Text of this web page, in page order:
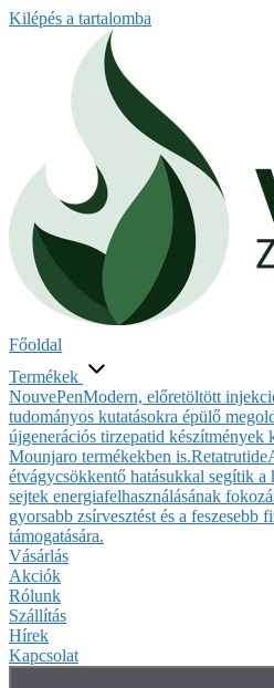
Kilépés a tartalomba
Főoldal
Termékek
NouvePenModern, előretöltött
tudományos kutatásokra épülő
újgenerációs tirzepatid készítmények
Mounjaro termékekben is.Retatrutide
étvágycsökkentő hatásukkal segítik a
sejtek energiafelhasználásának
gyorsabb zsírvesztést és a feszesebb
támogatására.
Vásárlás
Akciók
Rólunk
Szállítás
Hírek
Kapcsolat